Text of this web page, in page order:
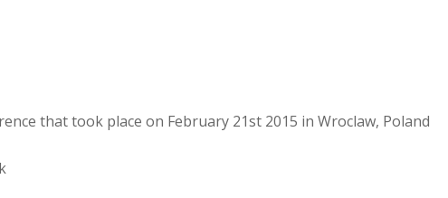
that took place on February 21st 2015 in Wroclaw, Poland